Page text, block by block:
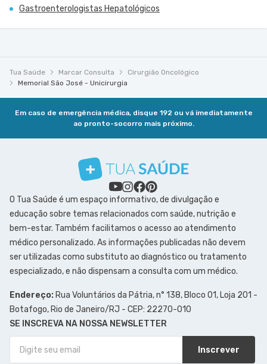
Gastroenterologistas Hepatológicos
Tua Saúde Marcar Consulta
Cirurgião Oncológico
Memorial São José - Unicirurgia
Em caso de emergência médica, disque 192 ou vá imediatamente
ao pronto-socorro mais próximo.
O Tua Saúde é um espaço informativo, de divulgação e
educação sobre temas relacionados com saúde, nutrição e
bem-estar. Também facilitamos o acesso ao atendimento
médico personalizado. As informações publicadas não devem
ser utilizadas como substituto ao diagnóstico ou tratamento
especializado, e não dispensam a consulta com um médico.
Endereço: Rua Voluntários da Pátria, n° 138, Bloco 01, Loja 201 -
Botafogo, Rio de Janeiro/RJ - CEP: 22270-010
SE INSCREVA NA NOSSA NEWSLETTER
Inscrever